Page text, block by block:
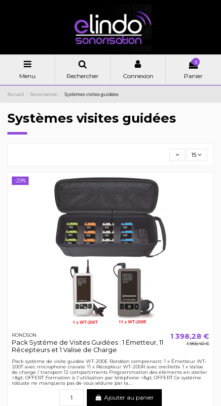
Menu Rechercher Connexion
0
Panier
Accueil Sonorisation Systèmes visites guidées
Systèmes visites guidées
15
-29%
RONDSON
Pack Système de Visites Guidées : 1 Émetteur, 11
Récepteurs et 1 Valise de Charge
1 398,28 €
1 969,40 €
Pack système de visite guidée WT-200E Rondson comprenant: 1 x Émetteur WT-
200T avec microphone cravate 11 x Récepteur WT-200R avec oreillette 1 x Valise
de charge / transport 12 compartiments Programmation des éléments en atelier
=&gt; OFFERT Formation à l'utilisation par téléphone =&gt; OFFERT Ce système
robuste ne manquera pas de vous séduire par la...
Ajouter au panier